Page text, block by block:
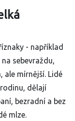
- například
sebevraždu,
ale mírnější. Lidé
dělají
bezradní a bez
mlze.